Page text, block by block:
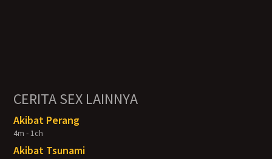
CERITA SEX LAINNYA
Akibat Perang
4m - 1ch
Akibat Tsunami